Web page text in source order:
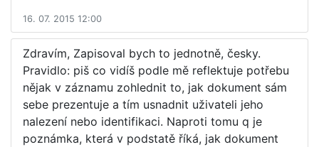
16. 07. 2015 12:00
Zdravím, Zapisoval bych to jednotně, česky.
Pravidlo: piš co vidíš podle mě reflektuje potřebu
nějak v záznamu zohlednit to, jak dokument sám
sebe prezentuje a tím usnadnit uživateli jeho
nalezení nebo identifikaci. Naproti tomu q je
poznámka, která v podstatě říká, jak dokument